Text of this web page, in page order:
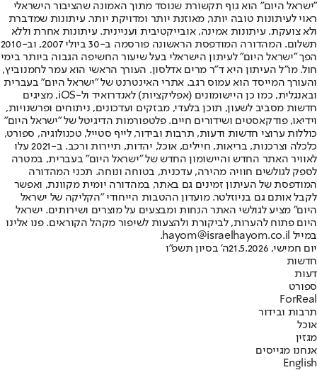
"ישראל היום" הוא גוף תקשורת שנוסד מתוך האמונה שהציבור הישראלי
ראוי לעיתונות טובה יותר, מאוזנת יותר ומדויקת יותר. עיתונות שמדברת
ולא צועקת. עיתונות אמינה, אובייקטיבית ועניינית. עיתונות אחרת וללא
תשלום. המהדורה המודפסת הראשונה פורסמה ב-30 ביולי 2007, וב-2010
הפך "ישראל היום" לעיתון הישראלי בעל שיעור החשיפה הגבוה ביותר בימי
חול. מו"ל העיתון היא ד"ר מרים אדלסון. העורך הראשי הוא עמר לחמנוביץ,
והעורך המייסד הוא עמוס רגב. אתרי האינטרנט של "ישראל היום" בעברית
ובאנגלית, כמו כן היישומונים (אפליקציות) לאנדרואיד ול-iOS, מציגים
חדשות מסביב לשעון, תוכן בלעדי, מבזקים ועדכונים, ניתוחים ופרשנויות,
וידיאו, פודקאסטים ושידורים חיים. פלטפורמות הדיגיטל של "ישראל היום"
כוללות ערוצי חדשות ודעות, תרבות ובידור, לייף סטייל, טכנולוגיה, ספורט,
כלכלה וצרכנות, בריאות, חיילים, אוכל, יהדות, תיירות ורכב. ב-2021 עלו
לאוויר האתר החדש והיישומון החדש של "ישראל היום" בעברית, במטרה
לספק לגולשים חוויה מהירה, עדכנית, בטוחה ונוחה. תכני המהדורה
המודפסת של העיתון זמינים גם באתר, במהדורה יומית מקוונת, ואפשר
לקבל אותם גם בניוזלטר. מועדון ההטבות הייחודי "הקליקה של ישראל
היום" מציע לגולשי האתר הנחות ומבצעים על מוצרים ושירותים. ישראל
היום פתוח להערות, לביקורת ולהצעות לשיפור מקהל הקוראים. פנו אלינו
במייל hayom@israelhayom.co.il.
יום חמישי, 21.5.2026
ה' בסיון תשפ"ו
חדשות
דעות
ספורט
ForReal
תרבות ובידור
אוכל
מגזין
אנחנו מגייסים
English